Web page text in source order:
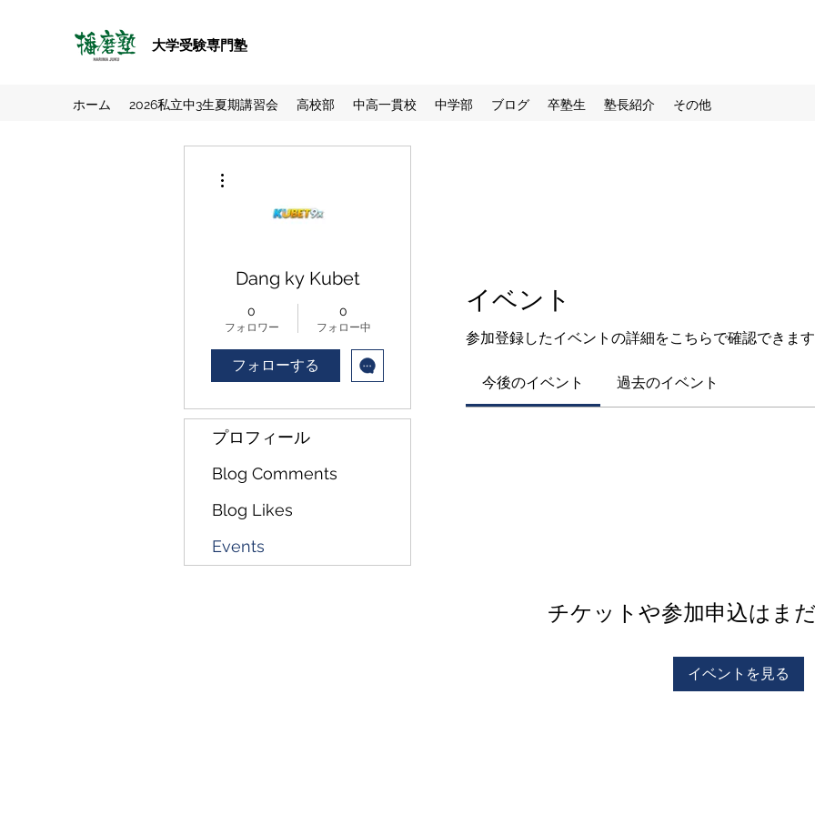
大学受験専門塾
ホーム 2026私立中3生夏期講習会 高校部 中高一貫校 中学部 ブログ 卒塾生 塾長紹介 その他
イベント
参加登録したイベントの詳細をこちらで確認できます
今後のイベント 過去のイベント
チケットや参加申込はま
イベントを見る
Dang ky Kubet
0
フォロワー
0
フォロー中
フォローする
プロフィール
Blog Comments
Blog Likes
Events